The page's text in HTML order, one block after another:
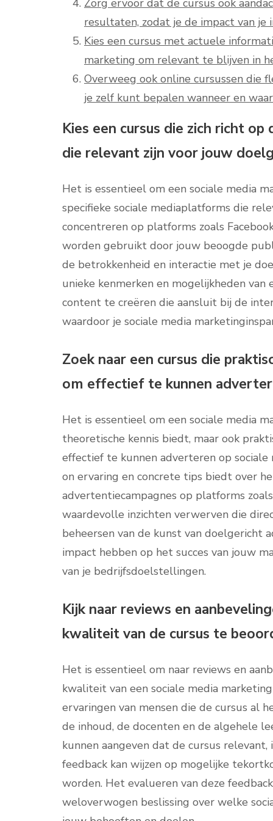
Zorg ervoor dat de cursus ook
resultaten, zodat je de impact van je
Kies een cursus met actuele
marketing om relevant te blijven in
Overweeg ook online cursussen die
je zelf kunt bepalen wanneer en
Kies een cursus die zich richt
die relevant zijn voor jouw
Het is essentieel om een sociale media
specifieke sociale mediaplatforms die
concentreren op platforms zoals
worden gebruikt door jouw beoogde
de betrokkenheid en interactie met je
unieke kenmerken en mogelijkheden
content te creëren die aansluit bij de
waardoor je sociale media
Zoek naar een cursus die
om effectief te kunnen
Het is essentieel om een sociale media
theoretische kennis biedt, maar ook
effectief te kunnen adverteren op sociale
on ervaring en concrete tips biedt over
advertentiecampagnes op platforms
waardevolle inzichten verwerven die
beheersen van de kunst van doelgericht
impact hebben op het succes van jouw
van je bedrijfsdoelstellingen.
Kijk naar reviews en
kwaliteit van de cursus te
Het is essentieel om naar reviews en
kwaliteit van een sociale media
ervaringen van mensen die de cursus al
de inhoud, de docenten en de algehele
kunnen aangeven dat de cursus
feedback kan wijzen op mogelijke
worden. Het evalueren van deze
weloverwogen beslissing over welke